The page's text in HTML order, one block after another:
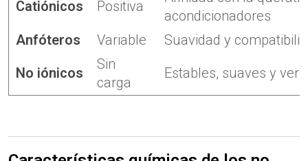
Catiónicos
Positiva
acondicionadores
Anfóteros
Variable
Suavidad y
No iónicos
Sin
carga
Estables, suaves y